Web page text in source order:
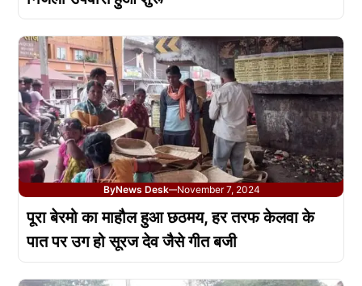
ByNews Desk—November 7, 2024
पूरा बेरमो का माहौल हुआ छठमय, हर तरफ केलवा के
पात पर उग हो सूरज देव जैसे गीत बजी